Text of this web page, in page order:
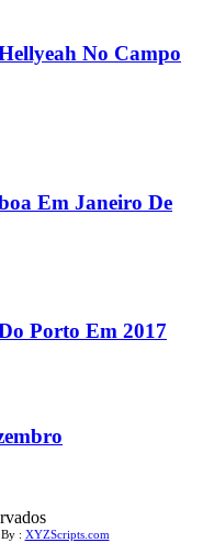
No Campo
Em Janeiro De
Porto Em 2017
: XYZScripts.com